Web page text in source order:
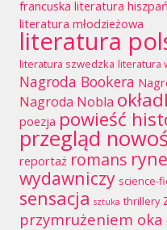
francuska literatura
literatura młodzieżowa
literatura
literatura szwedzka literatura
Nagroda Bookera
Nagroda Nobla
poezja powieść
przegląd
reportaż romans
wydawniczy science-
sensacja sztuka thrillery
przymrużeniem oka